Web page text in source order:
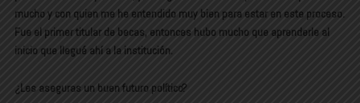
mucho y con quien me he entendido muy bien para estar en este proceso.
Fue el primer titular de becas, entonces hubo mucho que aprenderle al
inicio que llegué ahí a la institución.
¿Les aseguras un buen futuro político?